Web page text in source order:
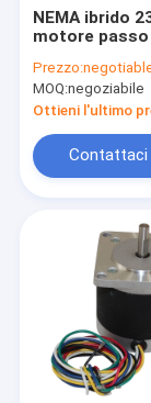
NEMA ibrido
motore passo
chiuso 57mm
Integrated
Prezzo:
MOQ:negoziabile
Ottieni l'ultimo
Contattaci